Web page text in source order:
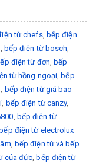
từ chefs, bếp điện
, bếp điện từ bosch,
điện từ đơn, bếp
từ hồng ngoại, bếp
, bếp điện từ giá bao
, bếp điện từ canzy,
, bếp điện từ
bếp điện từ electrolux
, bếp điện từ và bếp
của đức, bếp điện từ